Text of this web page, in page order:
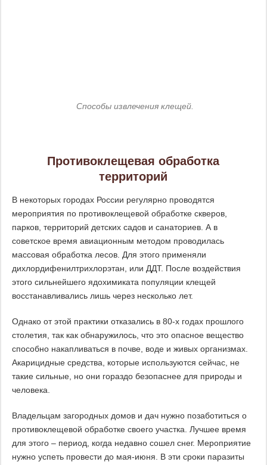
Способы извлечения клещей.
Противоклещевая обработка
территорий
В некоторых городах России регулярно проводятся
мероприятия по противоклещевой обработке скверов,
парков, территорий детских садов и санаториев. А в
советское время авиационным методом проводилась
массовая обработка лесов. Для этого применяли
дихлордифенилтрихлорэтан, или ДДТ. После воздействия
этого сильнейшего ядохимиката популяции клещей
восстанавливались лишь через несколько лет.
Однако от этой практики отказались в 80-х годах прошлого
столетия, так как обнаружилось, что это опасное вещество
способно накапливаться в почве, воде и живых организмах.
Акарицидные средства, которые используются сейчас, не
такие сильные, но они гораздо безопаснее для природы и
человека.
Владельцам загородных домов и дач нужно позаботиться о
противоклещевой обработке своего участка. Лучшее время
для этого – период, когда недавно сошел снег. Мероприятие
нужно успеть провести до мая-июня. В эти сроки паразиты